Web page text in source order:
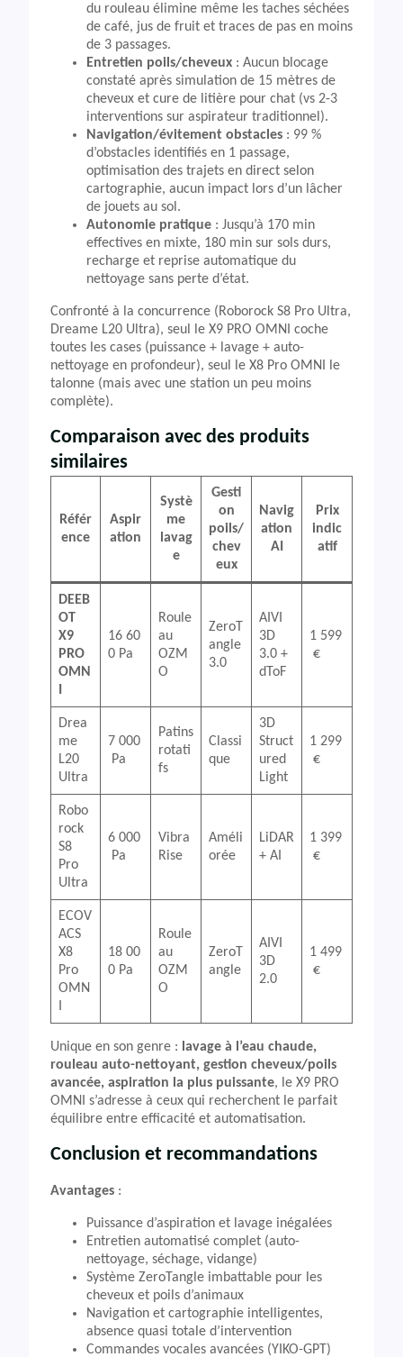
du rouleau élimine même les taches séchées
de café, jus de fruit et traces de pas en moins
de 3 passages.
Entretien poils/cheveux : Aucun blocage
constaté après simulation de 15 mètres de
cheveux et cure de litière pour chat (vs 2-3
interventions sur aspirateur traditionnel).
Navigation/évitement obstacles : 99 %
d’obstacles identifiés en 1 passage,
optimisation des trajets en direct selon
cartographie, aucun impact lors d’un lâcher
de jouets au sol.
Autonomie pratique : Jusqu’à 170 min
effectives en mixte, 180 min sur sols durs,
recharge et reprise automatique du
nettoyage sans perte d’état.
Confronté à la concurrence (Roborock S8 Pro Ultra,
Dreame L20 Ultra), seul le X9 PRO OMNI coche
toutes les cases (puissance + lavage + auto-
nettoyage en profondeur), seul le X8 Pro OMNI le
talonne (mais avec une station un peu moins
complète).
Comparaison avec des produits
similaires
Référ
ence
Aspir
ation
Systè
me
lavag
e
Gesti
on
poils/
chev
eux
Navig
ation
AI
Prix
indic
atif
DEEB
OT
X9
PRO
OMN
16 60
0 Pa
Roule
au
OZM
O
ZeroT
angle
3.0
AIVI
3D
3.0 +
dToF
1 599
€
Drea
me
L20
Ultra
7 000
Pa
Patins
rotati
fs
Classi
que
3D
Struct
ured
Light
1 299
€
Robo
rock
S8
Pro
Ultra
6 000
Pa
Vibra
Rise
Améli
orée
LiDAR
+ AI
1 399
€
ECOV
ACS
X8
Pro
OMN
18 00
0 Pa
Roule
au
OZM
O
ZeroT
angle
AIVI
3D
2.0
1 499
€
Unique en son genre : lavage à l’eau chaude,
rouleau auto-nettoyant, gestion cheveux/poils
avancée, aspiration la plus puissante, le X9 PRO
OMNI s’adresse à ceux qui recherchent le parfait
équilibre entre efficacité et automatisation.
Conclusion et recommandations
Avantages :
Puissance d’aspiration et lavage inégalées
Entretien automatisé complet (auto-
nettoyage, séchage, vidange)
Système ZeroTangle imbattable pour les
cheveux et poils d’animaux
Navigation et cartographie intelligentes,
absence quasi totale d’intervention
Commandes vocales avancées (YIKO-GPT)